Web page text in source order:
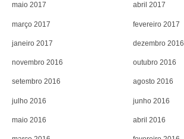
maio 2017 abril 2017
março 2017 fevereiro 2017
janeiro 2017 dezembro 2016
novembro 2016 outubro 2016
setembro 2016 agosto 2016
julho 2016 junho 2016
maio 2016 abril 2016